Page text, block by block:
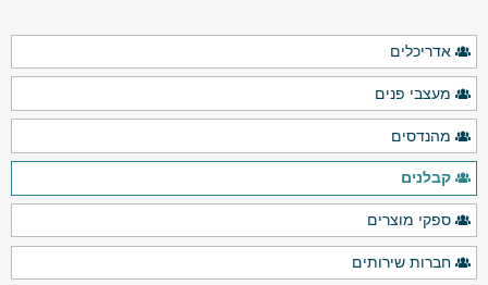
אדריכלים
מעצבי פנים
מהנדסים
קבלנים
ספקי מוצרים
חברות שירותים